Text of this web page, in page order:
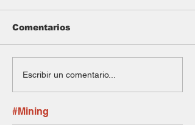
Comentarios
Escribir un comentario...
#Mining